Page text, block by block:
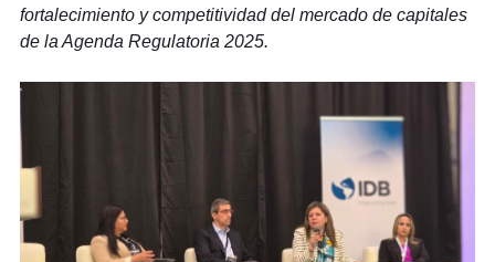
fortalecimiento y competitividad del mercado de capitales
de la Agenda Regulatoria 2025.